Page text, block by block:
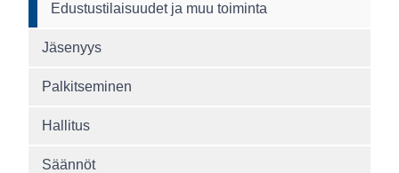
Edustustilaisuudet ja muu toiminta
Jäsenyys
Palkitseminen
Hallitus
Säännöt